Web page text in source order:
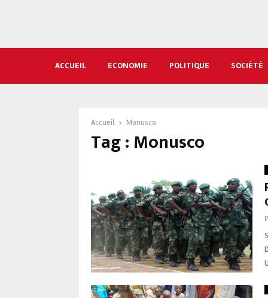
ACCUEIL ECONOMIE POLITIQUE SOCIÉTÉ
Accueil Monusco
Tag : Monusco